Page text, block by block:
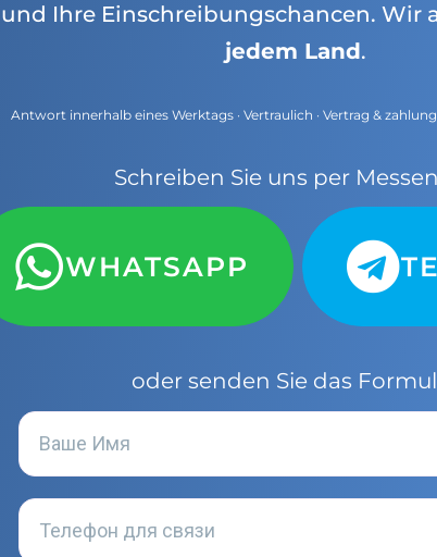
Ihre Einschreibungschancen.
jedem Land.
Antwort innerhalb eines Werktags · Vertraulich · Vertrag &
Schreiben Sie uns per
WHATSAPP
oder senden Sie das